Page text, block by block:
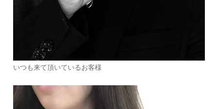
いつも来て頂いているお客様